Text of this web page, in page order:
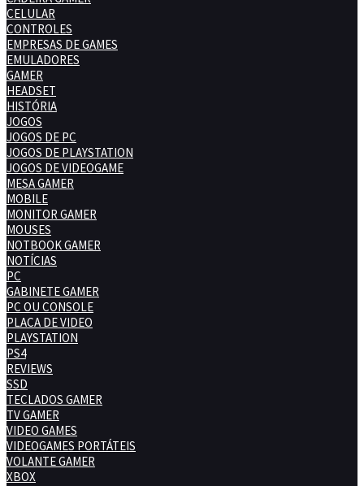
CELULAR
CONTROLES
EMPRESAS DE GAMES
EMULADORES
GAMER
HEADSET
HISTÓRIA
JOGOS
JOGOS DE PC
JOGOS DE PLAYSTATION
JOGOS DE VIDEOGAME
MESA GAMER
MOBILE
MONITOR GAMER
MOUSES
NOTBOOK GAMER
NOTÍCIAS
PC
GABINETE GAMER
PC OU CONSOLE
PLACA DE VIDEO
PLAYSTATION
PS4
REVIEWS
SSD
TECLADOS GAMER
TV GAMER
VIDEO GAMES
VIDEOGAMES PORTÁTEIS
VOLANTE GAMER
XBOX